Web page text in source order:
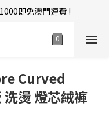
物金當錢使！
金當錢使！
Curved
燙 燈芯絨褲